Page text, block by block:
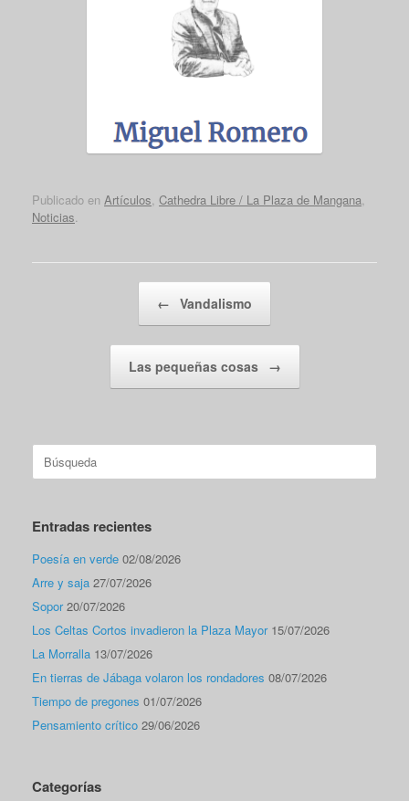
Publicado en Artículos Cathedra Libre / La Plaza de Mangana
Noticias
← Vandalismo
Las pequeñas cosas →
Buscar:
Entradas recientes
Poesía en verde 02/08/2026
Arre y saja 27/07/2026
Sopor 20/07/2026
Los Celtas Cortos invadieron la Plaza Mayor 15/07/2026
La Morralla 13/07/2026
En tierras de Jábaga volaron los rondadores 08/07/2026
Tiempo de pregones 01/07/2026
Pensamiento crítico 29/06/2026
Categorías